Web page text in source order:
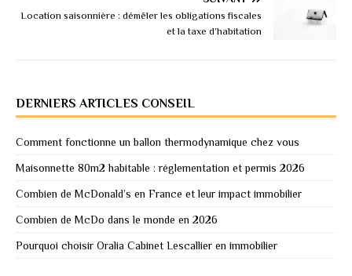
Location saisonnière : démêler les obligations fiscales
et la taxe d’habitation
DERNIERS ARTICLES CONSEIL
Comment fonctionne un ballon thermodynamique chez vous
Maisonnette 80m2 habitable : réglementation et permis 2026
Combien de McDonald’s en France et leur impact immobilier
Combien de McDo dans le monde en 2026
Pourquoi choisir Oralia Cabinet Lescallier en immobilier